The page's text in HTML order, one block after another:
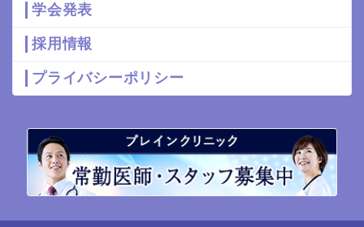
学会発表
採用情報
プライバシーポリシー